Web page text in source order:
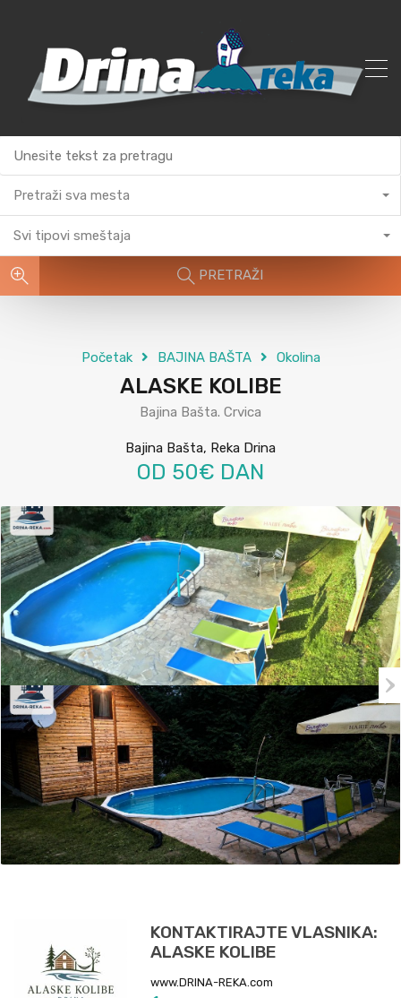
Pretraži sva mesta
Svi tipovi smeštaja
PRETRAŽI
Početak BAJINA BAŠTA Okolina
ALASKE KOLIBE
Bajina Bašta. Crvica
Bajina Bašta, Reka Drina
OD 50€ DAN
KONTAKTIRAJTE VLASNIKA:
ALASKE KOLIBE
www.DRINA-REKA.com